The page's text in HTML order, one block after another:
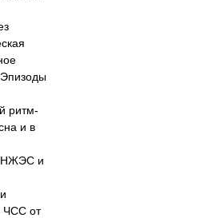
Эпизоды
ритм-
и в
НЖЭС и
ЧСС от